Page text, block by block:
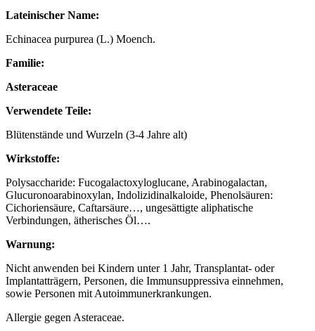
Lateinischer Name:
Echinacea purpurea (L.) Moench.
Familie:
Asteraceae
Verwendete Teile:
Blütenstände und Wurzeln (3-4 Jahre alt)
Wirkstoffe:
Polysaccharide: Fucogalactoxyloglucane, Arabinogalactan,
Glucuronoarabinoxylan, Indolizidinalkaloide, Phenolsäuren:
Cichoriensäure, Caftarsäure…, ungesättigte aliphatische
Verbindungen, ätherisches Öl….
Warnung:
Nicht anwenden bei Kindern unter 1 Jahr, Transplantat- oder
Implantatträgern, Personen, die Immunsuppressiva einnehmen,
sowie Personen mit Autoimmunerkrankungen.
Allergie gegen Asteraceae.